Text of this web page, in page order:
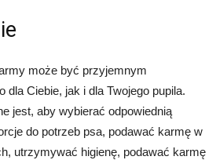
może być przyjemnym
dla Ciebie, jak i dla Twojego pupila.
jest, aby wybierać odpowiednią
do potrzeb psa, podawać karmę w
utrzymywać higienę, podawać karmę